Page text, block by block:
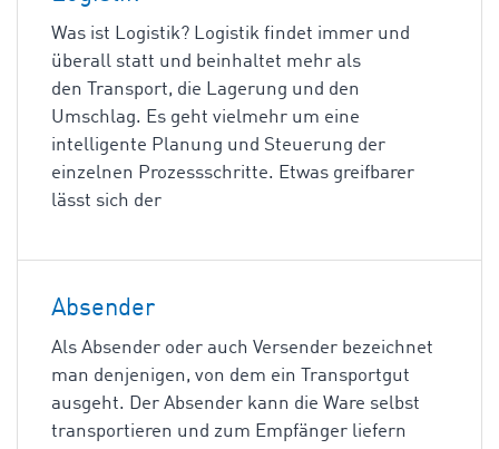
Was ist Logistik? Logistik findet immer und
überall statt und beinhaltet mehr als
den Transport, die Lagerung und den
Umschlag. Es geht vielmehr um eine
intelligente Planung und Steuerung der
einzelnen Prozessschritte. Etwas greifbarer
lässt sich der
Absender
Als Absender oder auch Versender bezeichnet
man denjenigen, von dem ein Transportgut
ausgeht. Der Absender kann die Ware selbst
transportieren und zum Empfänger liefern